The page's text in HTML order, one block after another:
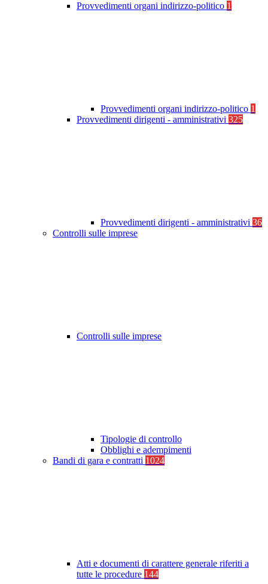
Provvedimenti organi indirizzo-politico 1
Provvedimenti organi indirizzo-politico 1
Provvedimenti dirigenti - amministrativi 325
Provvedimenti dirigenti - amministrativi 36
Controlli sulle imprese
Controlli sulle imprese
Tipologie di controllo
Obblighi e adempimenti
Bandi di gara e contratti 1024
Atti e documenti di carattere generale riferiti a
tutte le procedure 144